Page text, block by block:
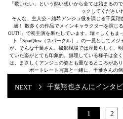
「歌いたい」という熱い想いから全ては始まる
ックしてください
そんな、主人公・結希アンジュ役を演じる千葉
歳！ 数多くの作品でメインキャラクターを演じ
OUT!!」で初主演を果たしています。瑞々しくもま
ト「SparQlew（スパークル）」の一員としてメ
が。そんな千葉さん、撮影現場では座長らしく、
ていた姿がとても印象的。無理している様子は全
は、まさしくアンジュの姿とも重なるところがあ
ポートレート写真と一緒に、千葉さんの
千葉翔也さんにインタ
1 2